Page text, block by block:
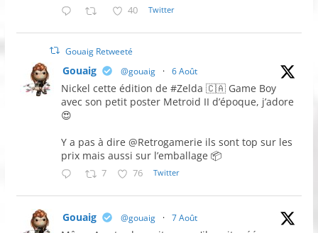
40 Twitter
Gouaig Retweeté
Gouaig @gouaig · 6 Août
Nickel cette édition de #Zelda 🇨🇦 Game Boy
avec son petit poster Metroid II d’époque, j’adore
😍
Y a pas à dire @Retrogamerie ils sont top sur les
prix mais aussi sur l’emballage 📦
7 76 Twitter
Gouaig @gouaig · 7 Août